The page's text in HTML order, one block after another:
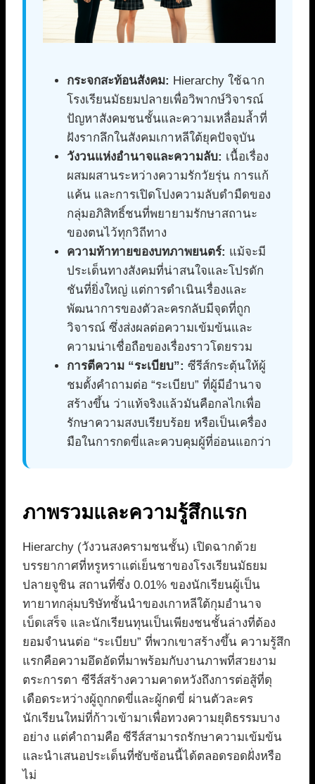
กระจกสะท้อนสังคม: Hierarchy ใช้ฉาก
โรงเรียนมัธยมปลายเพื่อวิพากษ์วิจารณ์
ปัญหาสังคมชนชั้นและความเหลื่อมล้ำที่
ฝังรากลึกในสังคมเกาหลีใต้ยุคปัจจุบัน
วังวนแห่งอำนาจและความลับ: เนื้อเรื่อง
ผสมผสานระหว่างความรักวัยรุ่น การแก้
แค้น และการเปิดโปงความลับดำมืดของ
กลุ่มอภิสิทธิ์ชนที่พยายามรักษาสถานะ
ของตนไว้ทุกวิถีทาง
ความท้าทายของบทภาพยนตร์: แม้จะมี
ประเด็นทางสังคมที่น่าสนใจและโปรดัก
ชันที่ยิ่งใหญ่ แต่การดำเนินเรื่องและ
พัฒนาการของตัวละครกลับมีจุดที่ถูก
วิจารณ์ ซึ่งส่งผลต่อความเข้มข้นและ
ความน่าเชื่อถือของเรื่องราวโดยรวม
การตีความ “ระเบียบ”: ซีรีส์กระตุ้นให้ผู้
ชมตั้งคำถามต่อ “ระเบียบ” ที่ผู้มีอำนาจ
สร้างขึ้น ว่าแท้จริงแล้วมันคือกลไกเพื่อ
รักษาความสงบเรียบร้อย หรือเป็นเครื่อง
มือในการกดขี่และควบคุมผู้ที่อ่อนแอกว่า
ภาพรวมและความรู้สึกแรก
Hierarchy (วังวนสงครามชนชั้น) เปิดฉากด้วย
บรรยากาศที่หรูหราแต่เย็นชาของโรงเรียนมัธยม
ปลายจูชิน สถานที่ซึ่ง 0.01% ของนักเรียนผู้เป็น
ทายาทกลุ่มบริษัทชั้นนำของเกาหลีใต้กุมอำนาจ
เบ็ดเสร็จ และนักเรียนทุนเป็นเพียงชนชั้นล่างที่ต้อง
ยอมจำนนต่อ “ระเบียบ” ที่พวกเขาสร้างขึ้น ความรู้สึก
แรกคือความอึดอัดที่มาพร้อมกับงานภาพที่สวยงาม
ตระการตา ซีรีส์สร้างความคาดหวังถึงการต่อสู้ที่ดุ
เดือดระหว่างผู้ถูกกดขี่และผู้กดขี่ ผ่านตัวละคร
นักเรียนใหม่ที่ก้าวเข้ามาเพื่อทวงความยุติธรรมบาง
อย่าง แต่คำถามคือ ซีรีส์สามารถรักษาความเข้มข้น
และนำเสนอประเด็นที่ซับซ้อนนี้ได้ตลอดรอดฝั่งหรือ
ไม่